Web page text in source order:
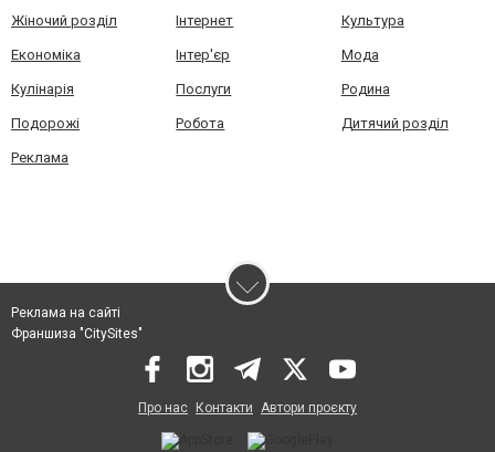
Жіночий розділ Інтернет Культура
Економіка Інтер'єр Мода
Кулінарія Послуги Родина
Подорожі Робота Дитячий розділ
Реклама
Реклама на сайті
Франшиза "CitySites"
Про нас Контакти Автори проєкту